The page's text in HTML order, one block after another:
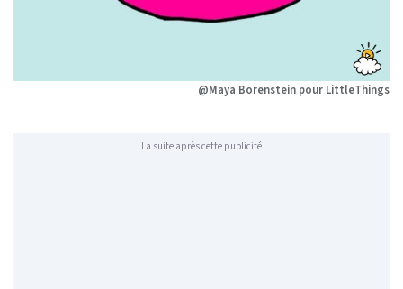
@Maya Borenstein pour LittleThings
La suite après cette publicité